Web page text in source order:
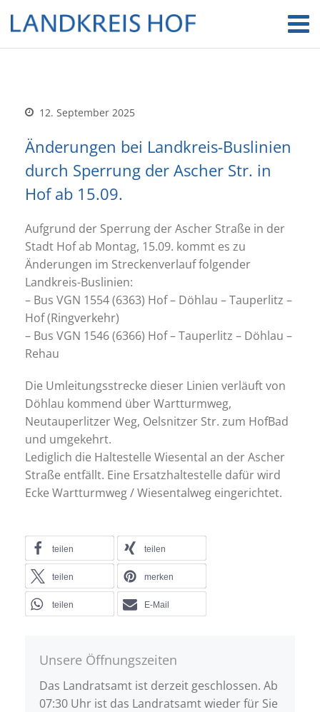
12. September 2025
Änderungen bei Landkreis-Buslinien
durch Sperrung der Ascher Str. in
Hof ab 15.09.
Aufgrund der Sperrung der Ascher Straße in der
Stadt Hof ab Montag, 15.09. kommt es zu
Änderungen im Streckenverlauf folgender
Landkreis-Buslinien:
– Bus VGN 1554 (6363) Hof – Döhlau – Tauperlitz –
Hof (Ringverkehr)
– Bus VGN 1546 (6366) Hof – Tauperlitz – Döhlau –
Rehau
Die Umleitungsstrecke dieser Linien verläuft von
Döhlau kommend über Wartturmweg,
Neutauperlitzer Weg, Oelsnitzer Str. zum HofBad
und umgekehrt.
Lediglich die Haltestelle Wiesental an der Ascher
Straße entfällt. Eine Ersatzhaltestelle dafür wird
Ecke Wartturmweg / Wiesentalweg eingerichtet.
teilen teilen
teilen merken
teilen E-Mail
Unsere Öffnungszeiten
Das Landratsamt ist derzeit geschlossen. Ab
07:30 Uhr ist das Landratsamt wieder für Sie